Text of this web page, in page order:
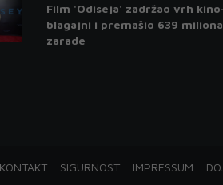
Film 'Odiseja' zadržao vrh
blagajni i premašio 639
zarade
KONTAKT SIGURNOST IMPRESSUM